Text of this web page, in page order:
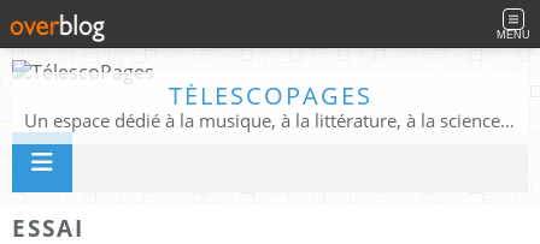
MENU
TÉLESCOPAGES
Un espace dédié à la musique, à la littérature, à la science, à la conscience, et au-delà
ESSAI